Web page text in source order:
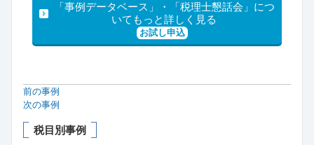
「事例データベース」・「税理士懇話会」につ
いてもっと詳しく見る
お試し申込
前の事例
次の事例
税目別事例